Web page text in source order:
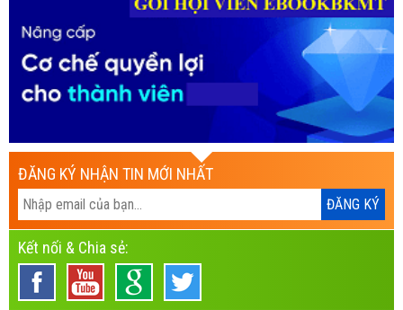
ĐĂNG KÝ NHẬN TIN MỚI NHẤT
Kết nối & Chia sẻ: